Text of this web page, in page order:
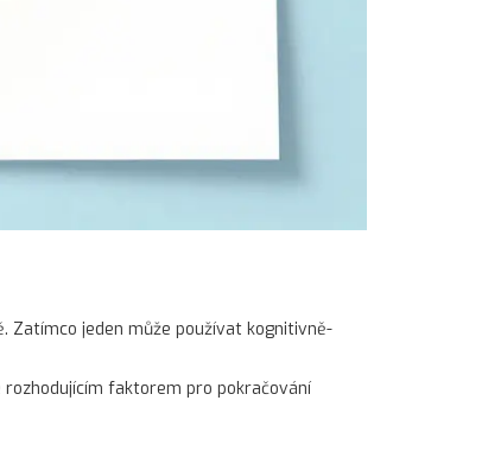
jeden může používat kognitivně-
faktorem pro pokračování